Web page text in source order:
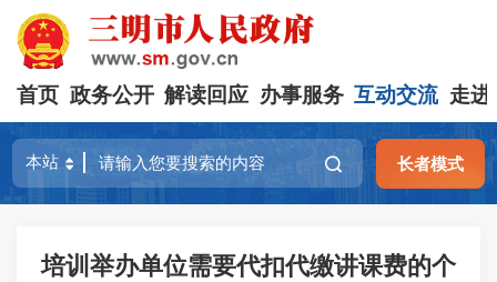
首页 政务公开 解读回应 办事服务 互动交流 走进
长者模式
培训举办单位需要代扣代缴讲课费的个